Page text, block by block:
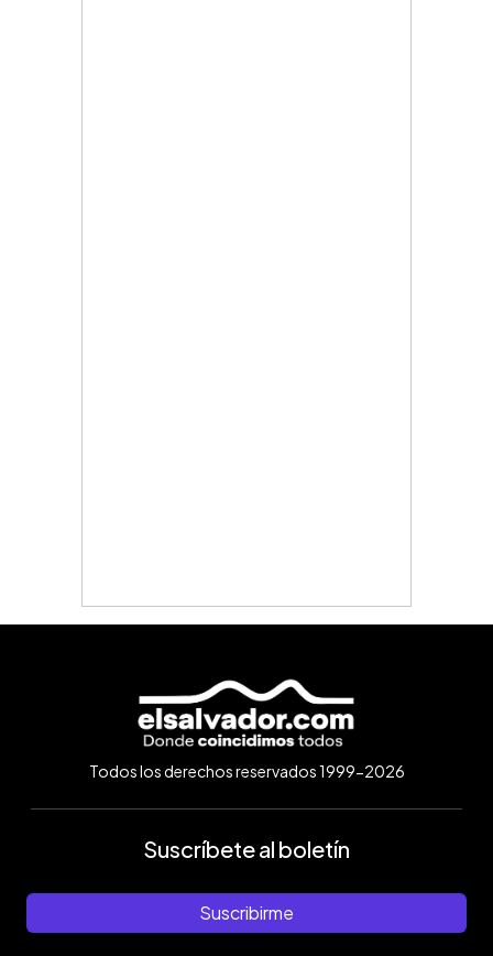
Todos los derechos reservados 1999-2026
Suscríbete al boletín
Suscribirme